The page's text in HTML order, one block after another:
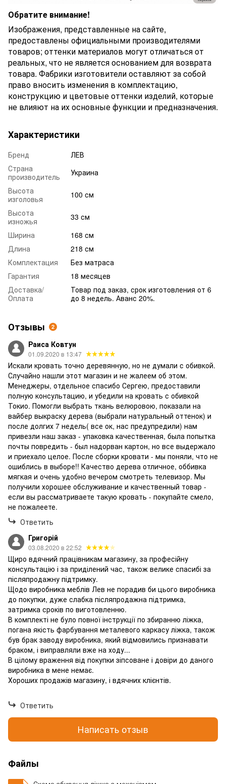
Обратите внимание!
Изображения, представленные на сайте,
предоставлены официальными производителями
товаров; оттенки материалов могут отличаться от
реальных, что не является основанием для возврата
товара. Фабрики изготовители оставляют за собой
право вносить изменения в комплектацию,
конструкцию и цветовые оттенки изделий, которые
не влияют на их основные функции и предназначения.
Характеристики
Бренд
ЛЕВ
Страна
производитель
Украина
Высота
изголовья
100 см
Высота
изножья
33 см
Ширина
168 см
Длина
218 см
Комплектация
Без матраса
Гарантия
18 месяцев
Доставка/
Оплата
Товар под заказ, срок изготовления от 6
до 8 недель. Аванс 20%.
Отзывы 2
Раиса Ковтун
01.09.2020 в 13:47
Искали кровать точно деревянную, но не думали с обивкой.
Случайно нашли этот магазин и не жалеем об этом.
Менеджеры, отдельное спасибо Сергею, предоставили
полную консультацию, и убедили на кровать с обивкой
Токио. Помогли выбрать ткань велюровою, показали на
вайбер выкраску дерева (выбрали натуральный оттенок) и
после долгих 7 недель( все ок, нас предупредили) нам
привезли наш заказ - упаковка качественная, была попытка
почты повредить - был надорван картон, но все выдержало
и приехало целое. После сборки кровати - мы поняли, что не
ошиблись в выборе!! Качество дерева отличное, оббивка
мягкая и очень удобно вечером смотреть телевизор. Мы
получили хорошее обслуживание и качественный товар -
если вы рассматриваете такую кровать - покупайте смело,
не пожалеете.
Ответить
Григорій
03.08.2020 в 22:52
Щиро вдячний працівникам магазину, за професійну
консультацію і за приділений час, також велике спасибі за
післяпродажну підтримку.
Щодо виробника меблів Лев не порадив би цього виробника
до покупки, дуже слабка післяпродажна підтримка,
затримка сроків по виготовленню.
В комплекті не було повної інструкції по збиранню ліжка,
погана якість фарбування металевого каркасу ліжка, також
був брак заводу виробника, який відмовились признавати
браком, і виправляли вже на ходу...
В цілому враження від покупки зіпсоване і довіри до даного
виробника в мене немає.
Хороших продажів магазину, і вдячних клієнтів.
Ответить
Написать отзыв
Файлы